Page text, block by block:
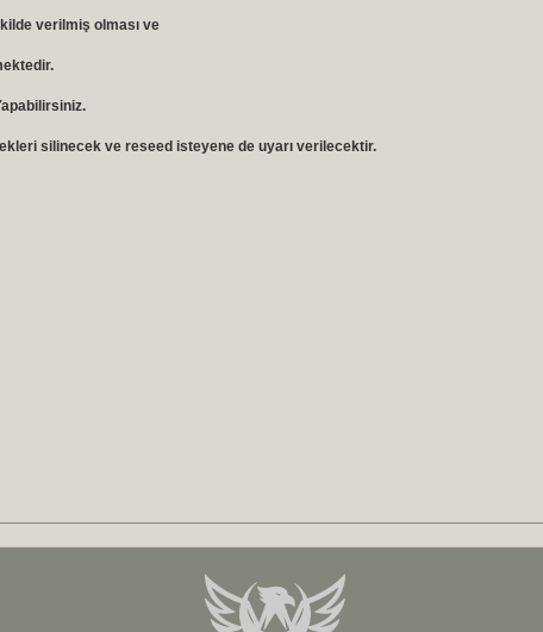
verilmiş olması ve
silinecek ve reseed isteyene de uyarı verilecektir.